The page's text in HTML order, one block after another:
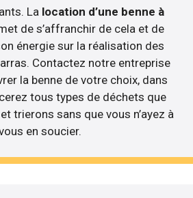
La location d’une benne à
de s’affranchir de cela et de
énergie sur la réalisation des
Contactez notre entreprise
la benne de votre choix, dans
tous types de déchets que
trierons sans que vous n’ayez à
en soucier.